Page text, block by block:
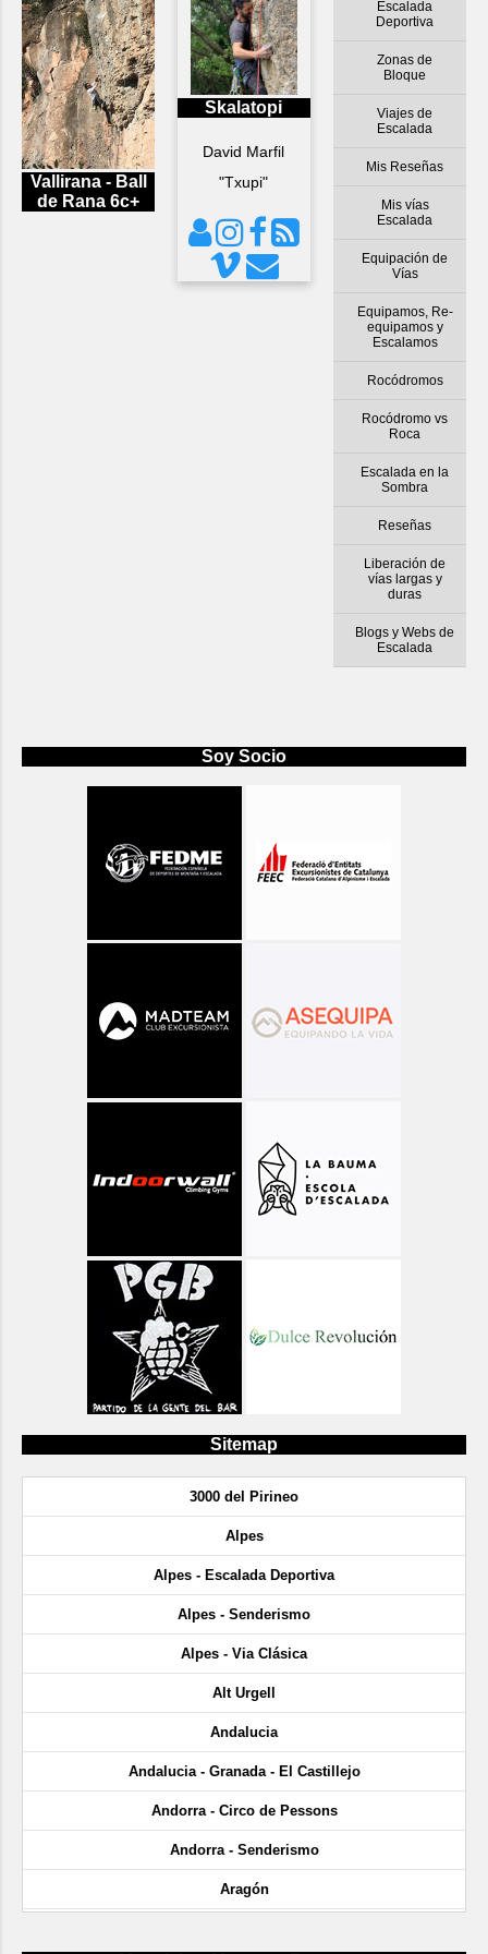
Escalada
Deportiva
Zonas de
Bloque
Viajes de
Escalada
Mis Reseñas
Mis vías
Escalada
Equipación de
Vías
Equipamos, Re-
equipamos y
Escalamos
Rocódromos
Rocódromo vs
Roca
Escalada en la
Sombra
Reseñas
Liberación de
vías largas y
duras
Blogs y Webs de
Escalada
Vallirana - Ball
de Rana 6c+
Skalatopi
David Marfil
"Txupi"
Soy Socio
Sitemap
3000 del Pirineo
Alpes
Alpes - Escalada Deportiva
Alpes - Senderismo
Alpes - Via Clásica
Alt Urgell
Andalucia
Andalucia - Granada - El Castillejo
Andorra - Circo de Pessons
Andorra - Senderismo
Aragón